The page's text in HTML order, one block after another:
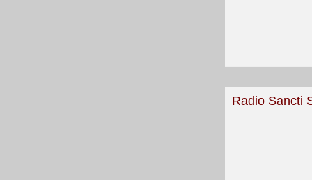
Radio Sancti